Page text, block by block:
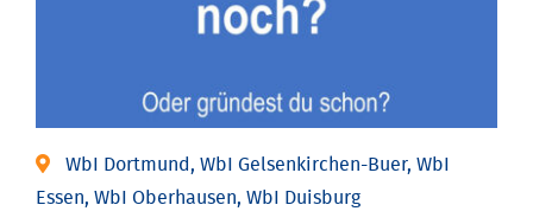
WbI Dortmund, WbI Gelsenkirchen-Buer, WbI
Essen, WbI Oberhausen, WbI Duisburg